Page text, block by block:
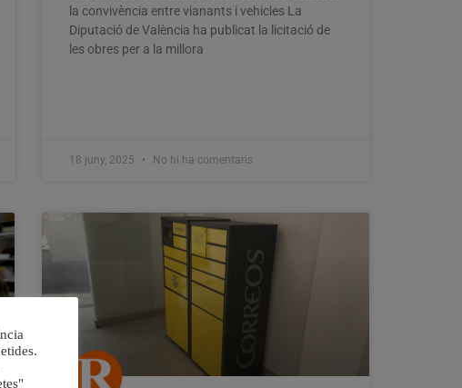
la convivència entre vianants i vehicles La
Diputació de València ha publicat la licitació de
les obres per a la millora
18 juny, 2025 No hi ha comentaris